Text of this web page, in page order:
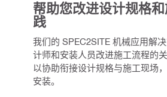
帮助您改进设计规格
践
我们的 SPEC2SITE 机械应用解
计师和安装人员改进施工流程的
以协助衔接设计规格与施工现场
安装。